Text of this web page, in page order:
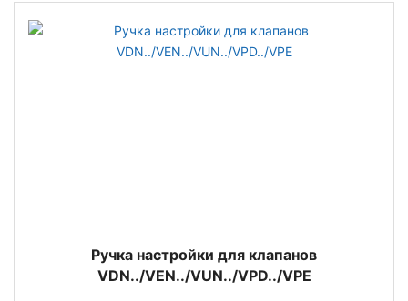
Ручка настройки для клапанов
VDN../VEN../VUN../VPD../VPE